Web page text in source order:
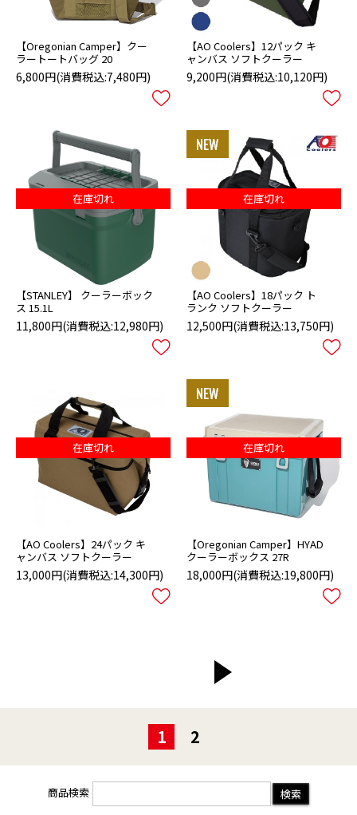
【Oregonian Camper】クー
ラートートバッグ 20
6,800円(消費税込:7,480円)
【AO Coolers】12パック キ
ャンバス ソフトクーラー
9,200円(消費税込:10,120円)
【STANLEY】 クーラーボック
ス 15.1L
在庫切れ
11,800円(消費税込:12,980円)
【AO Coolers】18パック ト
ランク ソフトクーラー
在庫切れ
12,500円(消費税込:13,750円)
【AO Coolers】24パック キ
ャンバス ソフトクーラー
在庫切れ
13,000円(消費税込:14,300円)
【Oregonian Camper】HYAD
クーラーボックス 27R
在庫切れ
18,000円(消費税込:19,800円)
1 2
商品検索